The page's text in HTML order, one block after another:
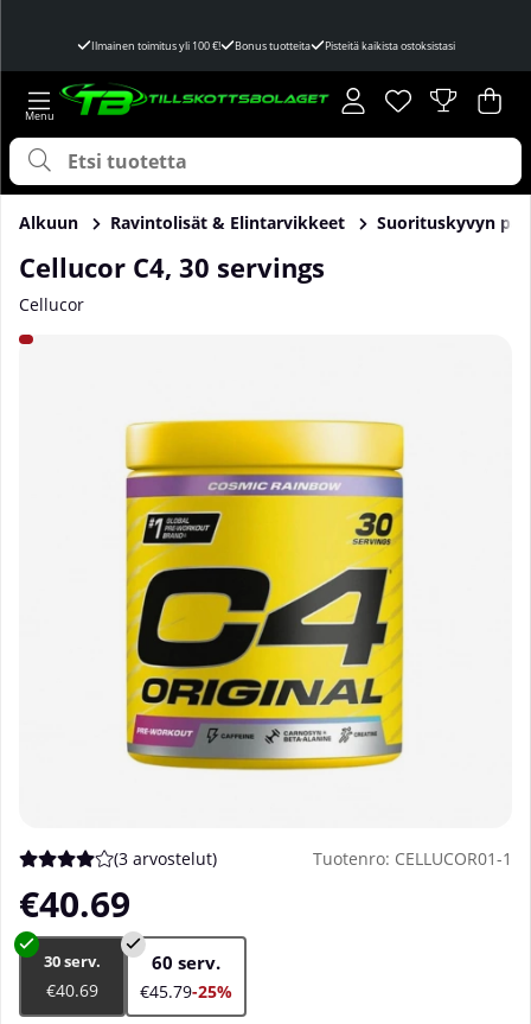
Ilmainen toimitus yli 100 €! Bonus tuotteita Pisteitä kaikista ostoksistasi
Toivelista
Lukumäärä
. .
Alkuun Ravintolisät & Elintarvikkeet Suorituskyvyn
Cellucor C4, 30 servings
Cellucor
Tuotekuvat Cellucor C4, 30 servings
Keskiarvoluokitus 4 / 5 Arvioiden määrä 3
(3 arvostelut) Tuotenro: CELLUCOR01-1
€40.69
30 serv.
€40.69
60 serv.
€45.79-25%